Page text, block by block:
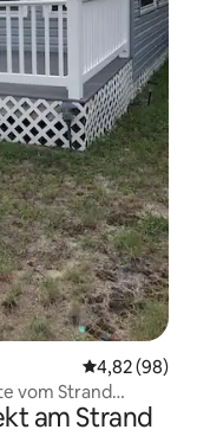
4,82 (98)
vom Strand
am Strand